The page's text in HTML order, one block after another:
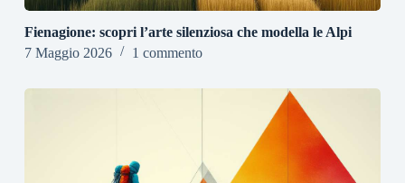
Fienagione: scopri l’arte silenziosa che modella le Alpi
7 Maggio 2026
1 commento